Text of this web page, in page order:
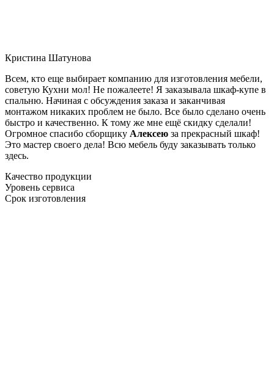
Кристина Шатунова
Всем, кто еще выбирает компанию для изготовления мебели,
советую Кухни мол! Не пожалеете! Я заказывала шкаф-купе в
спальню. Начиная с обсуждения заказа и заканчивая
монтажом никаких проблем не было. Все было сделано очень
быстро и качественно. К тому же мне ещё скидку сделали!
Огромное спасибо сборщику Алексею за прекрасный шкаф!
Это мастер своего дела! Всю мебель буду заказывать только
здесь.
Качество продукции
Уровень сервиса
Срок изготовления